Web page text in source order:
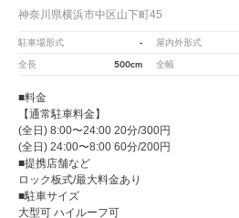
神奈川県横浜市中区山下町45
駐車場形式 - 屋内外形式
全長 500cm 全幅
■料金
【通常駐車料金】
(全日) 8:00〜24:00 20分/300円
(全日) 24:00〜8:00 60分/200円
■提携店舗など
ロック板式/最大料金あり
■駐車サイズ
大型可 ハイルーフ可